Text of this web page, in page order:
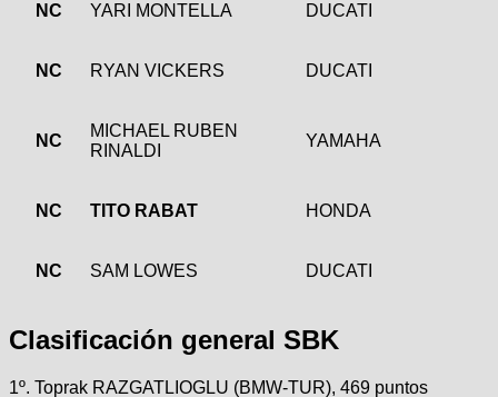
NC YARI MONTELLA DUCATI
NC RYAN VICKERS DUCATI
NC
MICHAEL RUBEN
RINALDI
YAMAHA
NC TITO RABAT HONDA
NC SAM LOWES DUCATI
Clasificación general SBK
1º. Toprak RAZGATLIOGLU (BMW-TUR), 469 puntos